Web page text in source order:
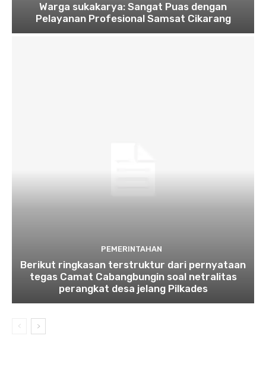
Warga sukakarya: Sangat Puas dengan
Pelayanan Profesional Samsat Cikarang
PEMERINTAHAN
Berikut ringkasan terstruktur dari pernyataan
tegas Camat Cabangbungin soal netralitas
perangkat desa jelang Pilkades